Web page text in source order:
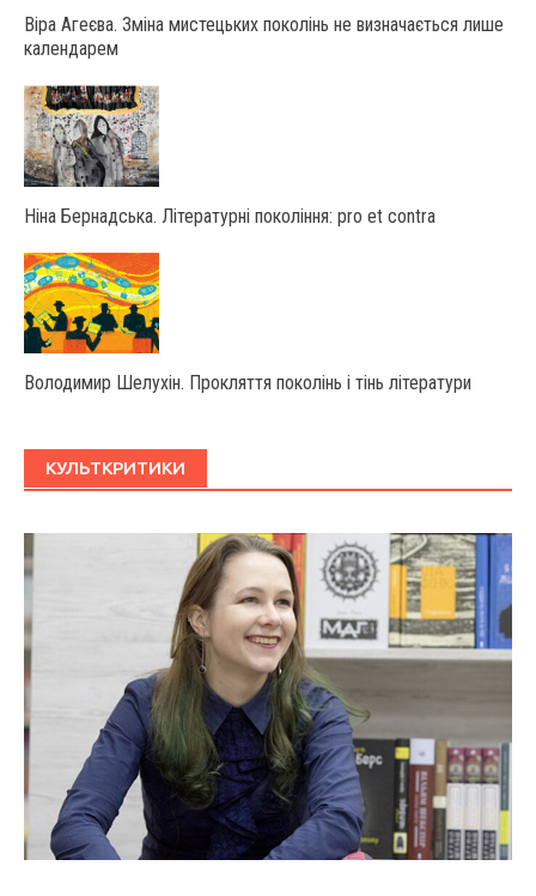
Віра Агеєва. Зміна мистецьких поколінь не визначається лише
календарем
Ніна Бернадська. Літературні покоління: pro et contra
Володимир Шелухін. Прокляття поколінь і тінь літератури
КУЛЬТКРИТИКИ